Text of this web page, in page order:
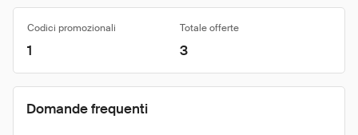
Codici promozionali Totale offerte
1 3
Domande frequenti